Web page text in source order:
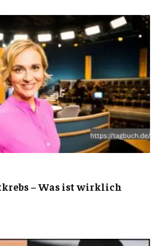
– Was ist wirklich